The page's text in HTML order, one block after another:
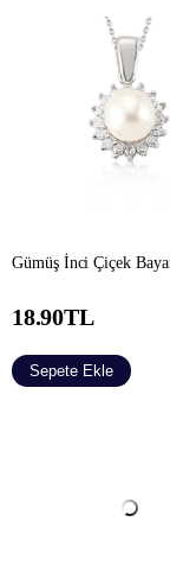
Gümüş İnci Çiçek
18.90TL
Sepete Ekle